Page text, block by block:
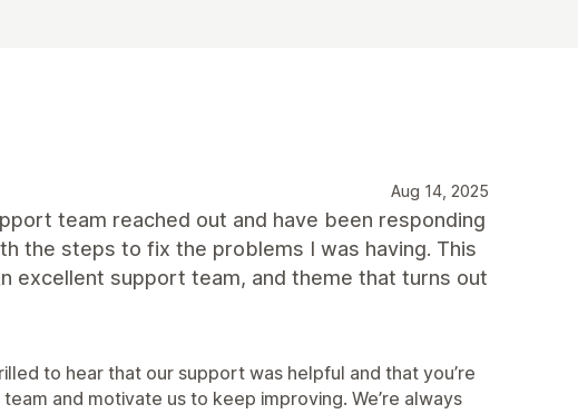
Aug 14, 2025
team reached out and have been responding
the steps to fix the problems I was having. This
excellent support team, and theme that turns out
to hear that our support was helpful and that you’re
and motivate us to keep improving. We’re always